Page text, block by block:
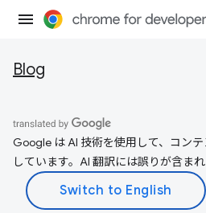
Blog
Google は AI 技術を使用して、コン
しています。AI 翻訳には誤りが含まれ